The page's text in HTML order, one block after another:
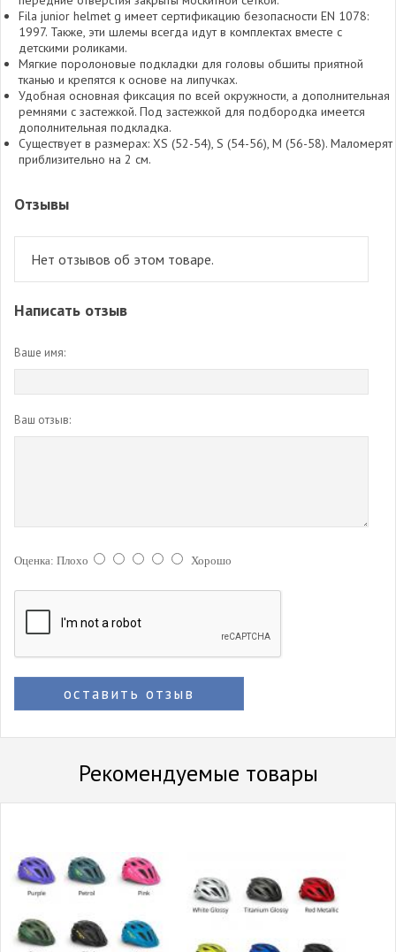
Fila junior helmet g имеет сертификацию безопасности EN 1078:
1997. Также, эти шлемы всегда идут в комплектах вместе с
детскими роликами.
Мягкие поролоновые подкладки для головы обшиты приятной
тканью и крепятся к основе на липучках.
Удобная основная фиксация по всей окружности, а дополнительная
ремнями с застежкой. Под застежкой для подбородка имеется
дополнительная подкладка.
Существует в размерах: XS (52-54), S (54-56), M (56-58). Маломерят
приблизительно на 2 см.
Отзывы
Нет отзывов об этом товаре.
Написать отзыв
Ваше имя:
Ваш отзыв:
Оценка: Плохо Хорошо
оставить отзыв
Рекомендуемые товары